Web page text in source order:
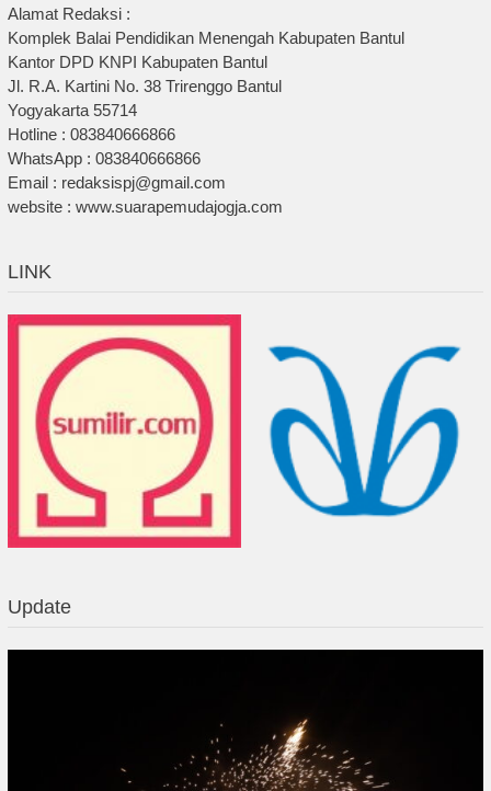
Alamat Redaksi :
Komplek Balai Pendidikan Menengah Kabupaten Bantul
Kantor DPD KNPI Kabupaten Bantul
Jl. R.A. Kartini No. 38 Trirenggo Bantul
Yogyakarta 55714
Hotline : 083840666866
WhatsApp : 083840666866
Email : redaksispj@gmail.com
website : www.suarapemudajogja.com
LINK
Update